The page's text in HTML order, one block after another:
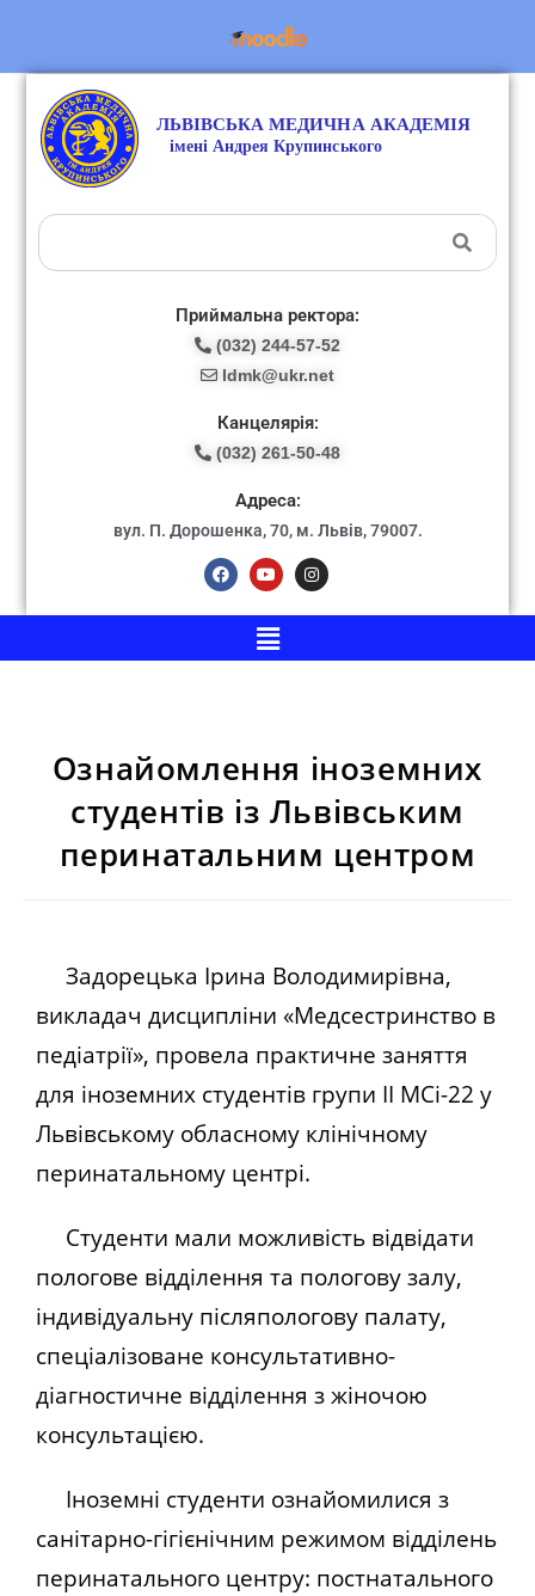
Приймальна ректора:
(032) 244-57-52
ldmk@ukr.net
Канцелярія:
(032) 261-50-48
Адреса:
вул. П. Дорошенка, 70, м. Львів, 79007.
Ознайомлення іноземних
студентів із Львівським
перинатальним центром
Задорецька Ірина Володимирівна,
викладач дисципліни «Медсестринство в
педіатрії», провела практичне заняття
для іноземних студентів групи ІІ МСі-22 у
Львівському обласному клінічному
перинатальному центрі.
Студенти мали можливість відвідати
пологове відділення та пологову залу,
індивідуальну післяпологову палату,
спеціалізоване консультативно-
діагностичне відділення з жіночою
консультацією.
Іноземні студенти ознайомилися з
санітарно-гігієнічним режимом відділень
перинатального центру: постнатального